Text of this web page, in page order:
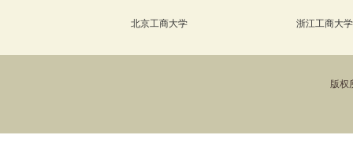
北京工商大学 浙江工商大学
版